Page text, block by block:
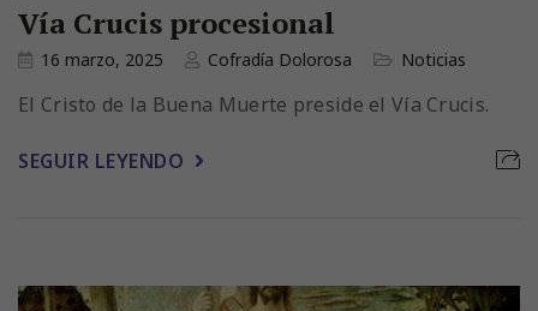
Vía Crucis procesional
16 marzo, 2025 Cofradía Dolorosa Noticias
El Cristo de la Buena Muerte preside el Vía Crucis.
SEGUIR LEYENDO